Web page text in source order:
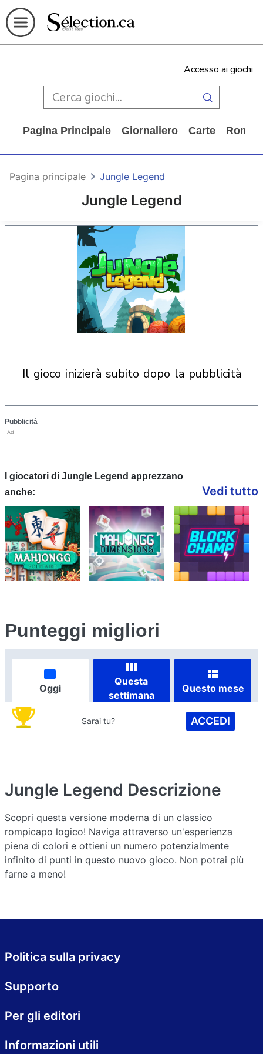
Accesso ai giochi
Pagina Principale Giornaliero Carte
Jungle Legend
Pagina principale Jungle Legend
il gioco inizierà subito dopo la pubblicità
Pubblicità
Ad
I giocatori di Jungle Legend apprezzano
anche:
Vedi tutto
Punteggi migliori
Oggi
Questa
settimana
Questo mese
Sarai tu? ACCEDI
Jungle Legend Descrizione
Scopri questa versione moderna di un classico
rompicapo logico! Naviga attraverso un'esperienza
piena di colori e ottieni un numero potenzialmente
infinito di punti in questo nuovo gioco. Non potrai più
farne a meno!
Politica sulla privacy
Supporto
Per gli editori
Informazioni utili